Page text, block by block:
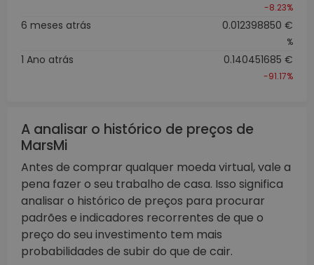
-8.23%
6 meses atrás 0.012398850 €
%
1 Ano atrás 0.140451685 €
-91.17%
A analisar o histórico de preços de
MarsMi
Antes de comprar qualquer moeda virtual, vale a
pena fazer o seu trabalho de casa. Isso significa
analisar o histórico de preços para procurar
padrões e indicadores recorrentes de que o
preço do seu investimento tem mais
probabilidades de subir do que de cair.